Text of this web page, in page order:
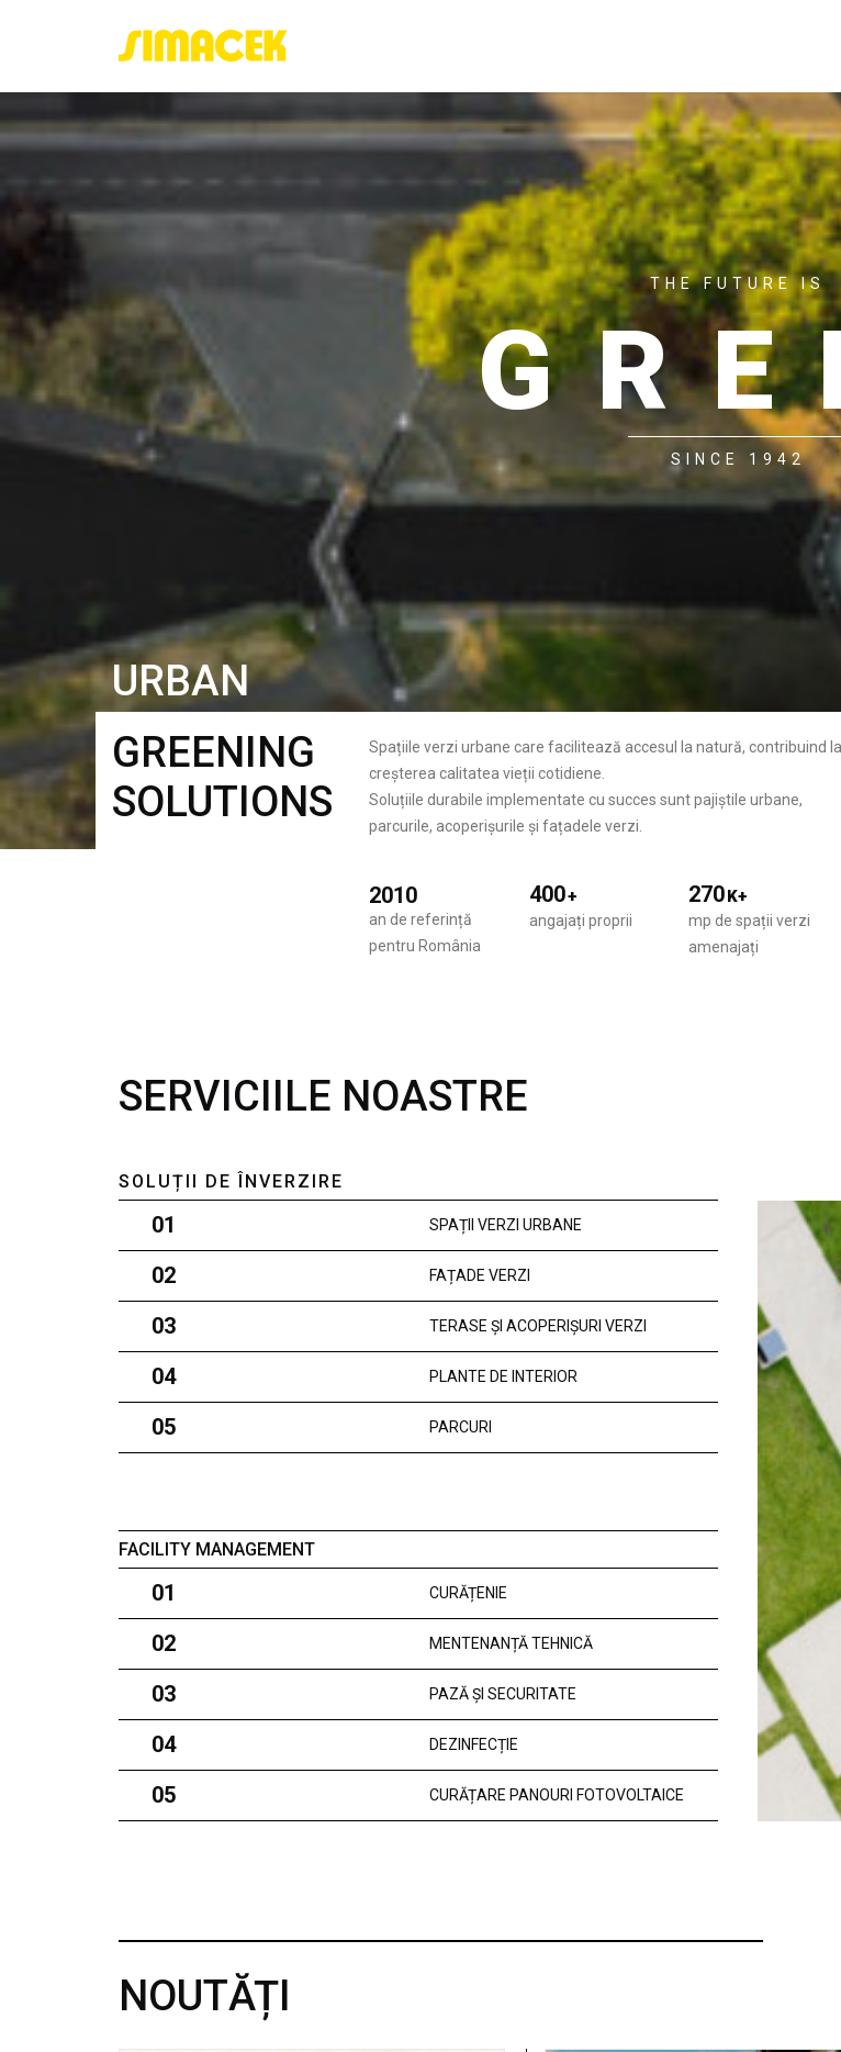
THE FUTURE IS
SINCE 1942
URBAN
GREENING
SOLUTIONS
Spațiile verzi urbane care facilitează accesul la natură, contribuind la
creșterea calitatea vieții cotidiene.
Soluțiile durabile implementate cu succes sunt pajiștile urbane,
parcurile, acoperișurile și fațadele verzi.
2010
an de referință
pentru România
400+
angajați proprii
270K+
mp de spații verzi
amenajați
SERVICIILE NOASTRE
SOLUȚII DE ÎNVERZIRE
01 SPAȚII VERZI URBANE
02 FAȚADE VERZI
03 TERASE ȘI ACOPERIȘURI VERZI
04 PLANTE DE INTERIOR
05 PARCURI
FACILITY MANAGEMENT
01 CURĂȚENIE
02 MENTENANȚĂ TEHNICĂ
03 PAZĂ ȘI SECURITATE
04 DEZINFECȚIE
05 CURĂȚARE PANOURI FOTOVOLTAICE
NOUTĂȚI